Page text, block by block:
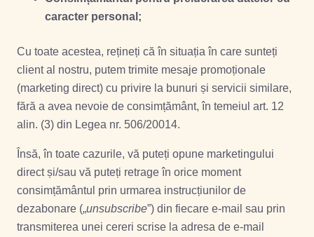
caracter personal;
Cu toate acestea, rețineți că în situația în care sunteți
client al nostru, putem trimite mesaje promoționale
(marketing direct) cu privire la bunuri și servicii similare,
fără a avea nevoie de consimțământ, în temeiul art. 12
alin. (3) din Legea nr. 506/20014.
Însă, în toate cazurile, vă puteți opune marketingului
direct și/sau vă puteți retrage în orice moment
consimțământul prin urmarea instrucțiunilor de
dezabonare („unsubscribe”) din fiecare e-mail sau prin
transmiterea unei cereri scrise la adresa de e-mail